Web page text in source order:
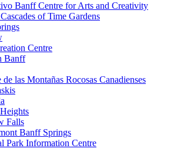
Banff Centre for Arts and Creativity
of Time Gardens
Centre
Banff
las Montañas Rocosas Canadienses
Falls
Banff Springs
Park Information Centre